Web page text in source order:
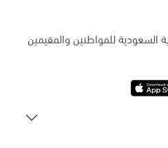
السعودية للمواطنين والمقيمين